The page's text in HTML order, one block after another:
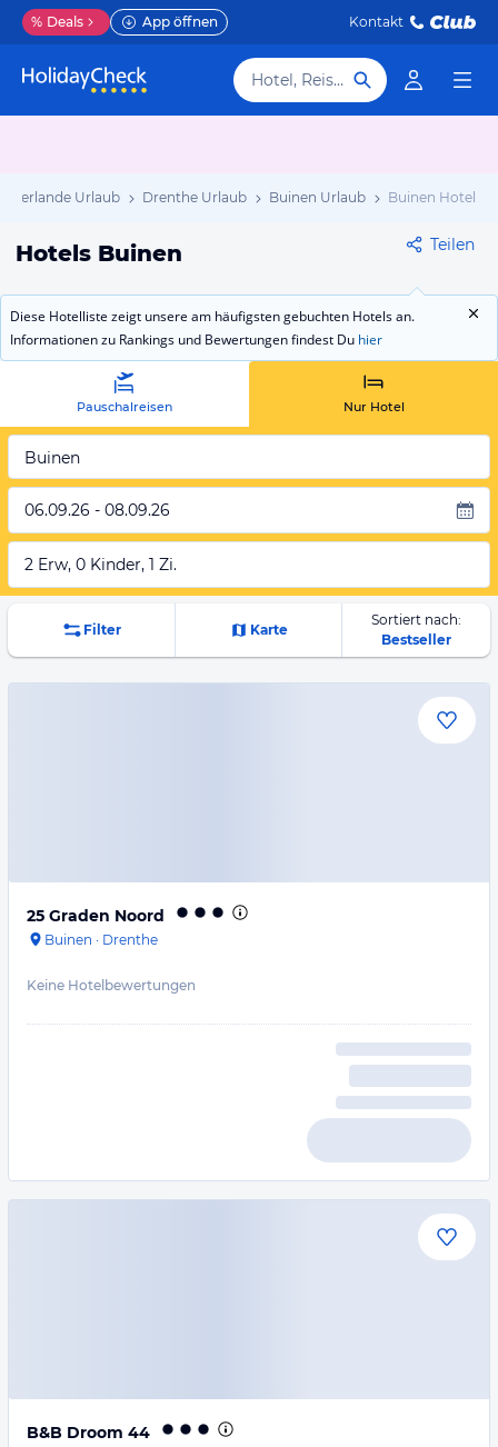
% Deals App öffnen Kontakt
Hotel, Reiseziel
Urlaub Drenthe Urlaub Buinen Urlaub Buinen Hotels
Hotels Buinen Teilen
Diese Hotelliste zeigt unsere am häufigsten gebuchten Hotels an.
Informationen zu Rankings und Bewertungen findest Du hier
Pauschalreisen Nur Hotel
Buinen
06.09.26 - 08.09.26
2 Erw, 0 Kinder, 1 Zi.
Filter Karte
Sortiert nach:
Bestseller
25 Graden Noord
Buinen · Drenthe
Keine Hotelbewertungen
B&B Droom 44